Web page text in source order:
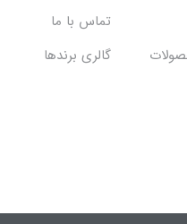
تماس با ما
گالری برندها